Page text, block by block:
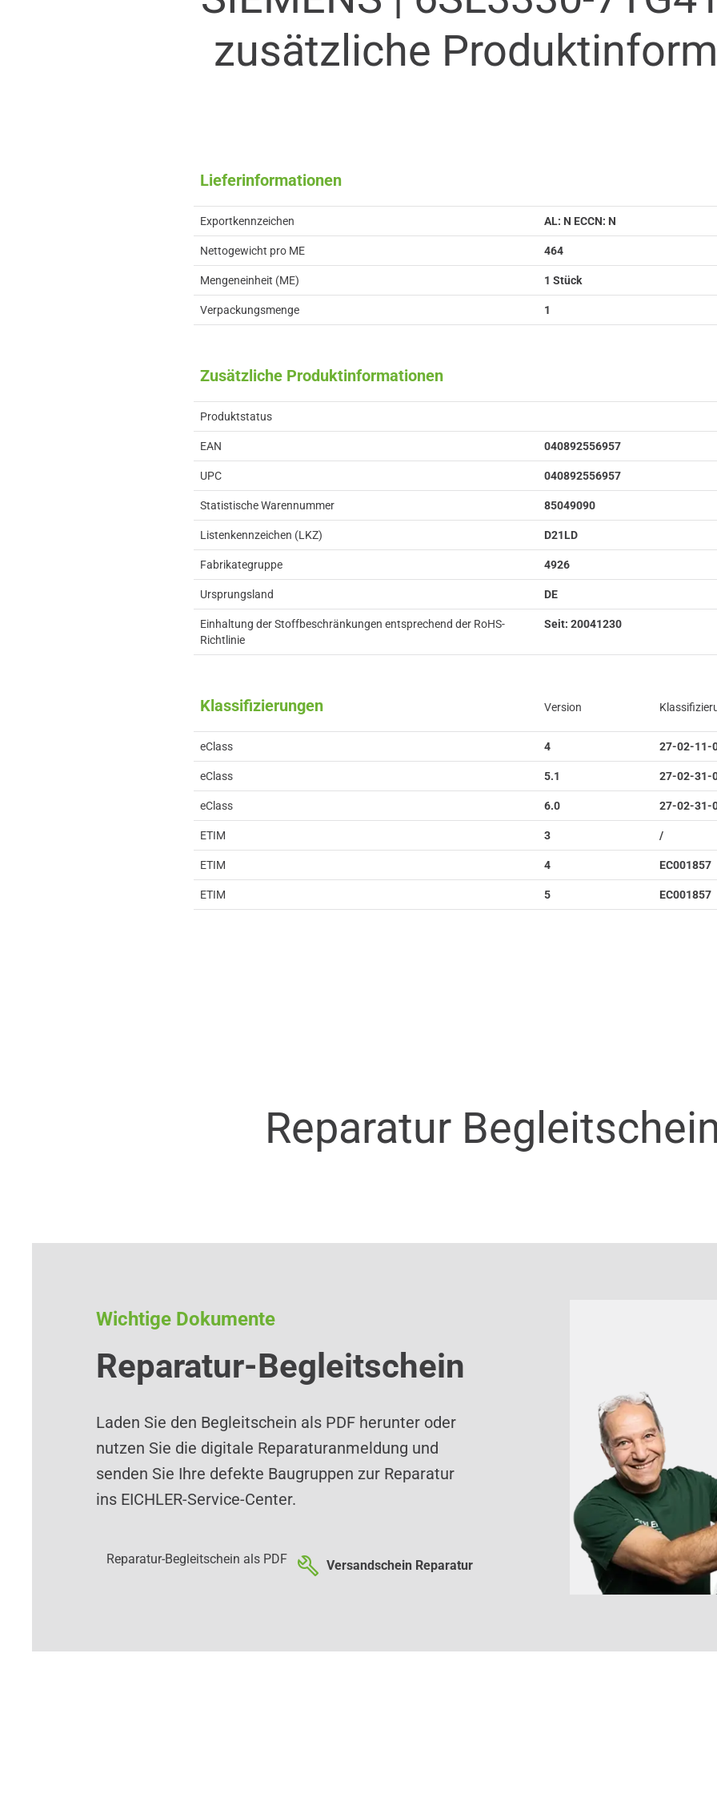
zusätzliche
Lieferinformationen
Exportkennzeichen AL: N ECCN: N
Nettogewicht pro ME 464
Mengeneinheit (ME) 1 Stück
Verpackungsmenge 1
Zusätzliche Produktinformationen
Produktstatus
EAN 040892556957
UPC 040892556957
Statistische Warennummer 85049090
Listenkennzeichen (LKZ) D21LD
Fabrikategruppe 4926
Ursprungsland DE
Einhaltung der Stoffbeschränkungen entsprechend der RoHS-
Richtlinie
Seit: 20041230
Klassifizierungen Version
eClass 4 27-02-11-
eClass 5.1 27-02-31-
eClass 6.0 27-02-31-
ETIM 3 /
ETIM 4 EC001857
ETIM 5 EC001857
Reparatur
Wichtige Dokumente
Reparatur-Begleitschein
Laden Sie den Begleitschein als PDF herunter oder
nutzen Sie die digitale Reparaturanmeldung und
senden Sie Ihre defekte Baugruppen zur Reparatur
ins EICHLER-Service-Center.
Reparatur-Begleitschein als PDF Versandschein Reparatur